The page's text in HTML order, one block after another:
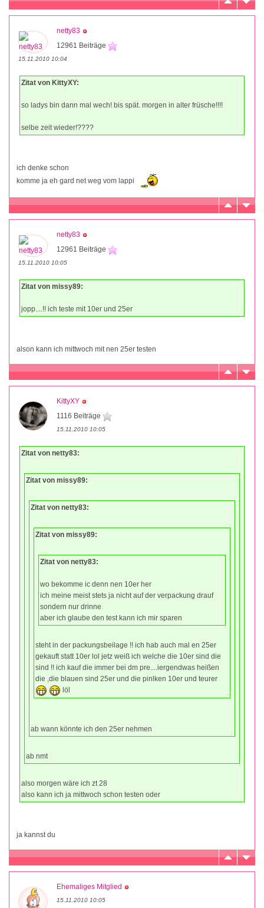
netty83
12961 Beiträge
15.11.2010 10:04
Zitat von KittyXY:
so ladys bin dann mal wech! bis spät. morgen in alter früsche!!!!
selbe zeit wieder!????
ich denke schon
komme ja eh gard net weg vom lappi
netty83
12961 Beiträge
15.11.2010 10:05
Zitat von missy89:
jopp....!! ich teste mit 10er und 25er
alson kann ich mittwoch mit nen 25er testen
KittyXY
1116 Beiträge
15.11.2010 10:05
Zitat von netty83:
Zitat von missy89:
Zitat von netty83:
Zitat von missy89:
Zitat von netty83:
wo bekomme ic denn nen 10er her
ich meine meist stets ja nicht auf der verpackung drauf
sondern nur drinne
aber ich glaube den test kann ich mir sparen
steht in der packungsbeilage !! ich hab auch mal en 25er
gekauft statt 10er lol jetz weiß ich welche die 10er sind die
sind !! ich kauf die immer bei dm pre....iergendwas heißen
die ,die blauen sind 25er und die pinlken 10er und teurer
löl
ab wann könnte ich den 25er nehmen
ab nmt
also morgen wäre ich zt 28
also kann ich ja mittwoch schon testen oder
ja kannst du
Ehemaliges Mitglied
15.11.2010 10:05